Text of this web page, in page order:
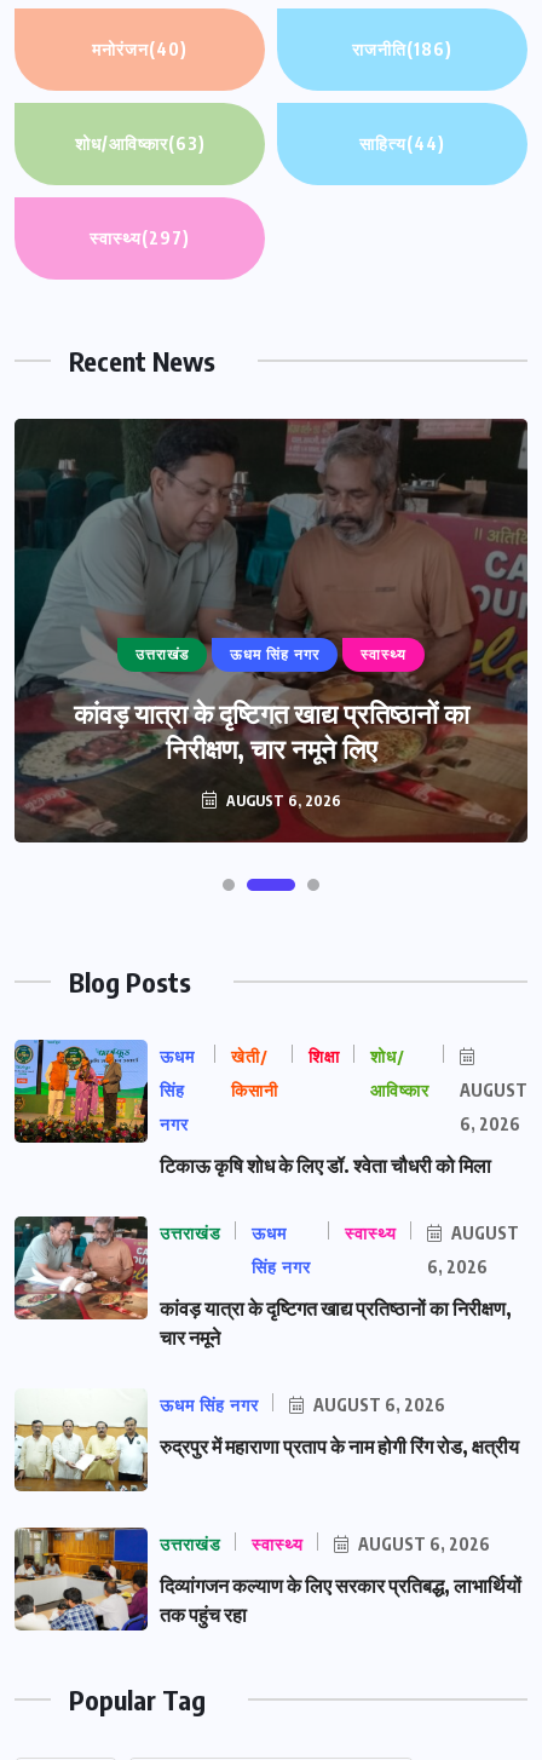
मनोरंजन(40) राजनीति(186)
शोध/आविष्कार(63) साहित्य(44)
स्वास्थ्य(297)
Recent News
उत्तराखंड ऊधम सिंह नगर स्वास्थ्य
कांवड़ यात्रा के दृष्टिगत खाद्य प्रतिष्ठानों का
निरीक्षण, चार नमूने लिए
AUGUST 6, 2026
Blog Posts
ऊधम
सिंह
नगर
खेती/
किसानी
शिक्षा
शोध/
आविष्कार
AUGUST
6, 2026
टिकाऊ कृषि शोध के लिए डॉ. श्वेता चौधरी को मिला
उत्तराखंड
ऊधम
सिंह नगर
स्वास्थ्य
AUGUST
6, 2026
कांवड़ यात्रा के दृष्टिगत खाद्य प्रतिष्ठानों का निरीक्षण,
चार नमूने
ऊधम सिंह नगर AUGUST 6, 2026
रुद्रपुर में महाराणा प्रताप के नाम होगी रिंग रोड, क्षत्रीय
उत्तराखंड स्वास्थ्य AUGUST 6, 2026
दिव्यांगजन कल्याण के लिए सरकार प्रतिबद्ध, लाभार्थियों
तक पहुंच रहा
Popular Tag